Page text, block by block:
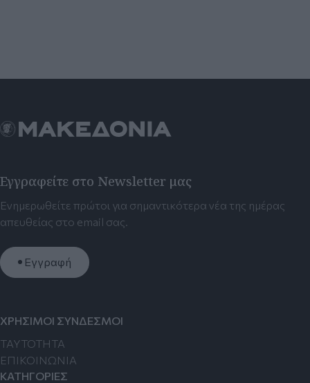
Εγγραφείτε στο Newsletter μας
Ενημερωθείτε πρώτοι για σημαντικότερα νέα της ημέρας
απευθείας στο email σας.
Εγγραφή
ΧΡΗΣΙΜΟΙ ΣΥΝΔΕΣΜΟΙ
TAYTOTHTA
ΕΠΙΚΟΙΝΩΝΙΑ
ΚΑΤΗΓΟΡΙΕΣ